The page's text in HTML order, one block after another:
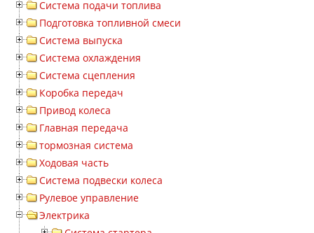
Система подачи топлива
Подготовка топливной смеси
Система выпуска
Система охлаждения
Система сцепления
Коробка передач
Привод колеса
Главная передача
тормозная система
Ходовая часть
Система подвески колеса
Рулевое управление
Электрика